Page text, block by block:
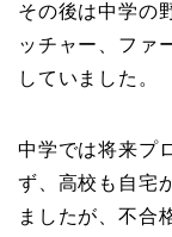
その後は中学の
ッチャー、ファ
していました。
中学では将来プ
ず、高校も自宅
ましたが、不合